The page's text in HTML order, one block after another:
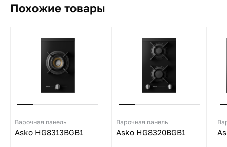
Похожие товары
Варочная панель
Asko HG8313BGB1
Варочная панель
Asko HG8320BGB1